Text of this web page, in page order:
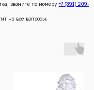
звоните по номеру +7 (391) 209-
на все вопросы.